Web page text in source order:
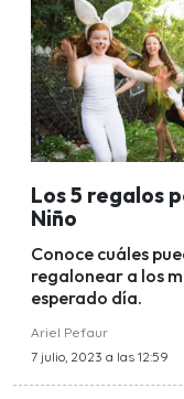
Los 5 regalos
Niño
Conoce cuáles
regalonear a los
esperado día.
Ariel Pefaur
7 julio, 2023 a las 12:59